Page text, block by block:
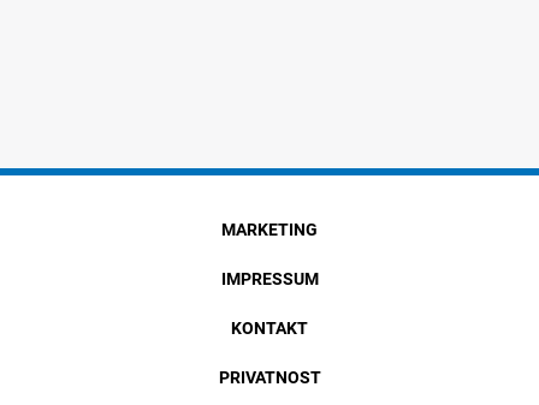
MARKETING
IMPRESSUM
KONTAKT
PRIVATNOST